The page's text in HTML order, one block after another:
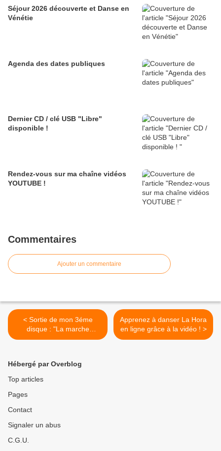
Séjour 2026 découverte et Danse en
Vénétie
Agenda des dates publiques
Dernier CD / clé USB "Libre"
disponible !
Rendez-vous sur ma chaîne vidéos
YOUTUBE !
Commentaires
Ajouter un commentaire
< Sortie de mon 3éme
disque : "La marche
Portugaise" !
Apprenez à danser La Hora
en ligne grâce à la vidéo ! >
Hébergé par Overblog
Top articles
Pages
Contact
Signaler un abus
C.G.U.